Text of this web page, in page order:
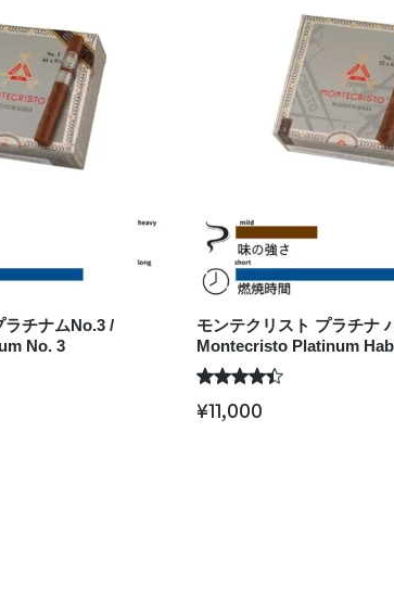
ラチナムNo.3 /
No. 3
モンテクリスト プラチナ
Montecristo Platinum
¥11,000